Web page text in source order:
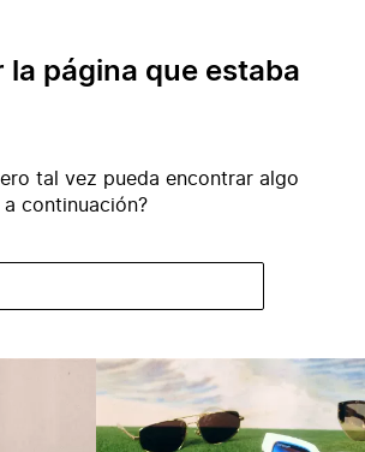
página que estaba
tal vez pueda encontrar algo
continuación?